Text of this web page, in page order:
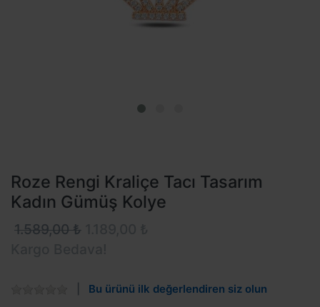
Roze Rengi Kraliçe Tacı Tasarım
Kadın Gümüş Kolye
1.589,00 ₺
Bu ürünü ilk değerlendiren siz olun